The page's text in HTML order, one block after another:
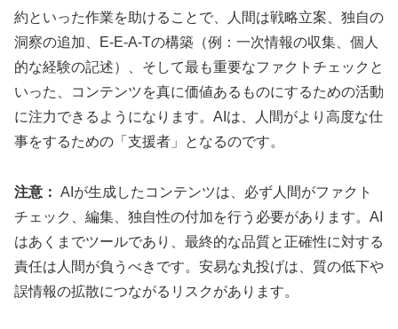
約といった作業を助けることで、人間は戦略立案、独自の
洞察の追加、E-E-A-Tの構築（例：一次情報の収集、個人
的な経験の記述）、そして最も重要なファクトチェックと
いった、コンテンツを真に価値あるものにするための活動
に注力できるようになります。AIは、人間がより高度な仕
事をするための「支援者」となるのです。
注意： AIが生成したコンテンツは、必ず人間がファクト
チェック、編集、独自性の付加を行う必要があります。AI
はあくまでツールであり、最終的な品質と正確性に対する
責任は人間が負うべきです。安易な丸投げは、質の低下や
誤情報の拡散につながるリスクがあります。